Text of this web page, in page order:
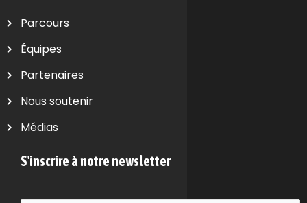
Parcours
Équipes
Partenaires
Nous soutenir
Médias
S'inscrire à notre newsletter